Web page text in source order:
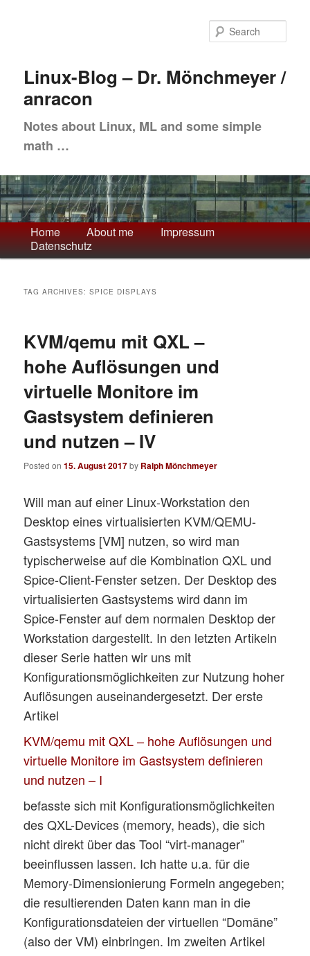
content
contentLinux-Blog – Dr. Mönchmeyer /
anracon
Notes about Linux, ML and some simple
math …
Main
menu
Home About me
Impressum
Datenschutz
TAG ARCHIVES:SPICE DISPLAYS
KVM/qemu mit QXL –
hohe Auflösungen und
virtuelle Monitore im
Gastsystem definieren
und nutzen – IV
Posted on15. August 2017by Ralph Mönchmeyer
Will man auf einer Linux-Workstation den
Desktop eines virtualisierten KVM/QEMU-
Gastsystems [VM] nutzen, so wird man
typischerweise auf die Kombination QXL und
Spice-Client-Fenster setzen. Der Desktop des
virtualisierten Gastsystems wird dann im
Spice-Fenster auf dem normalen Desktop der
Workstation dargestellt. In den letzten Artikeln
dieser Serie hatten wir uns mit
Konfigurationsmöglichkeiten zur Nutzung hoher
Auflösungen auseinandergesetzt. Der erste
Artikel
KVM/qemu mit QXL – hohe Auflösungen und
virtuelle Monitore im Gastsystem definieren
und nutzen – I
befasste sich mit Konfigurationsmöglichkeiten
des QXL-Devices (memory, heads), die sich
nicht direkt über das Tool “virt-manager”
beeinflussen lassen. Ich hatte u.a. für die
Memory-Dimensionierung Formeln angegeben;
die resultierenden Daten kann man in die
Konfigurationsdateien der virtuellen “Domäne”
(also der VM) einbringen. Im zweiten Artikel